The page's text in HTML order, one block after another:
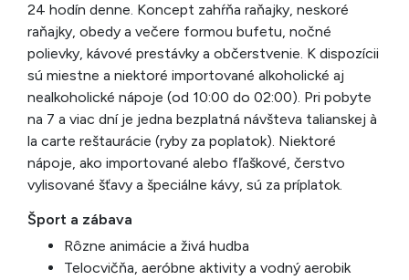
24 hodín denne. Koncept zahŕňa raňajky, neskoré
raňajky, obedy a večere formou bufetu, nočné
polievky, kávové prestávky a občerstvenie. K dispozícii
sú miestne a niektoré importované alkoholické aj
nealkoholické nápoje (od 10:00 do 02:00). Pri pobyte
na 7 a viac dní je jedna bezplatná návšteva talianskej à
la carte reštaurácie (ryby za poplatok). Niektoré
nápoje, ako importované alebo fľaškové, čerstvo
vylisované šťavy a špeciálne kávy, sú za príplatok.
Šport a zábava
Rôzne animácie a živá hudba
Telocvičňa, aeróbne aktivity a vodný aerobik